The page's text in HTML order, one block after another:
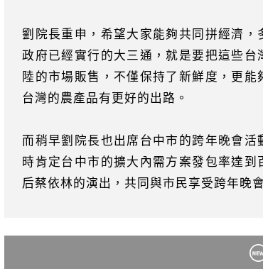
劉院長重申，希望大家能夠共同拼經濟，
政府已經實行的大三通，就是要把這些
陸的市場販售，不僅保持了新鮮度，更
台灣的農產品有更好的出路。
而稍早劉院長也出席台中市的跨年晚會
時肯定台中市的擴大內需方案發包率達
后蔡依林的演出，共同與市民享受跨年晚